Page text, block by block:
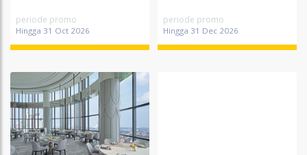
periode promo
Hingga 31 Oct 2026
periode promo
Hingga 31 Dec 2026